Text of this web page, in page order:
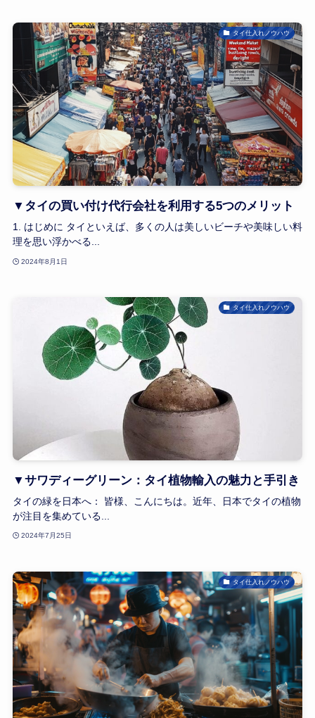
タイ仕入れノウハウ
▼タイの買い付け代行会社を利用する5つのメリット
1. はじめに タイといえば、多くの人は美しいビーチや美味しい料
理を思い浮かべる...
2024年8月1日
タイ仕入れノウハウ
▼サワディーグリーン：タイ植物輸入の魅力と手引き
タイの緑を日本へ： 皆様、こんにちは。近年、日本でタイの植物
が注目を集めている...
2024年7月25日
タイ仕入れノウハウ